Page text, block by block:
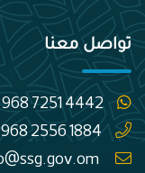
تواصل معنا
7251 4442
2556 1884